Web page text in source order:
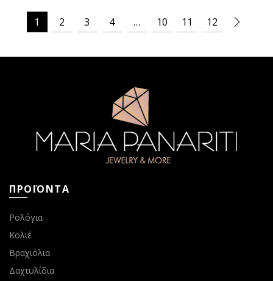
1 2 3 4 … 10 11 12
ΠΡΟΪΟΝΤΑ
Ρολόγια
Κολιέ
Βραχιόλια
Δαχτυλίδια